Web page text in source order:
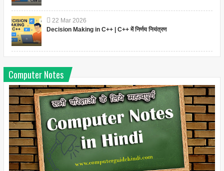
22 Mar 2026
Decision Making in C++ | C++ में निर्णय नियंत्रण
Computer Notes